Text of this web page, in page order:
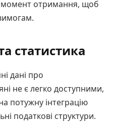
момент отримання, щоб
статистика
дані про
не є легко доступними,
потужну інтеграцію
податкові структури.